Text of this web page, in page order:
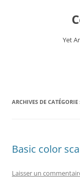
Yet
ARCHIVES DE CATÉGORIE
Basic color
Laisser un